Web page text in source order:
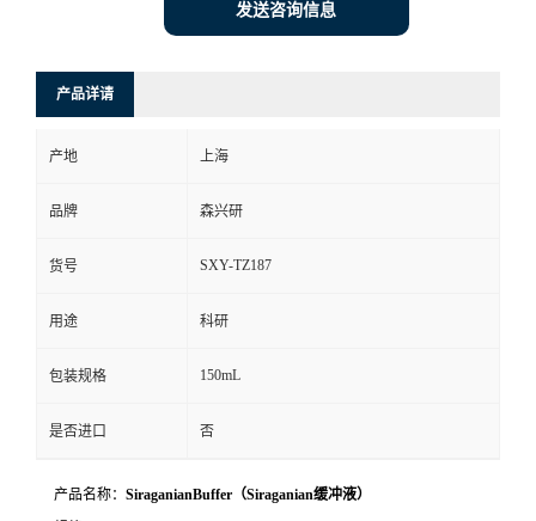
发送咨询信息
产品详请
产地 上海
品牌 森兴研
货号 SXY-TZ187
用途 科研
包装规格 150mL
是否进口 否
产品名称： SiraganianBuffer（Siraganian缓冲液）